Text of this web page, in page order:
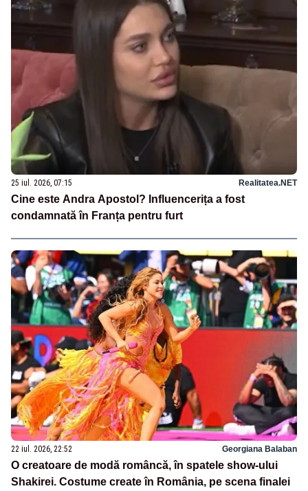
25 iul. 2026, 07:15 Realitatea.NET
Cine este Andra Apostol? Influencerița a fost
condamnată în Franța pentru furt
22 iul. 2026, 22:52 Georgiana Balaban
O creatoare de modă româncă, în spatele show-ului
Shakirei. Costume create în România, pe scena finalei